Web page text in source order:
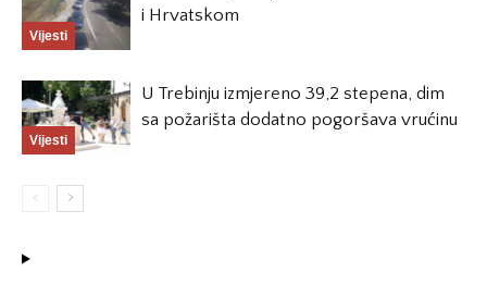
Vijesti
i Hrvatskom
Vijesti
U Trebinju izmjereno 39,2 stepena, dim
sa požarišta dodatno pogoršava vrućinu